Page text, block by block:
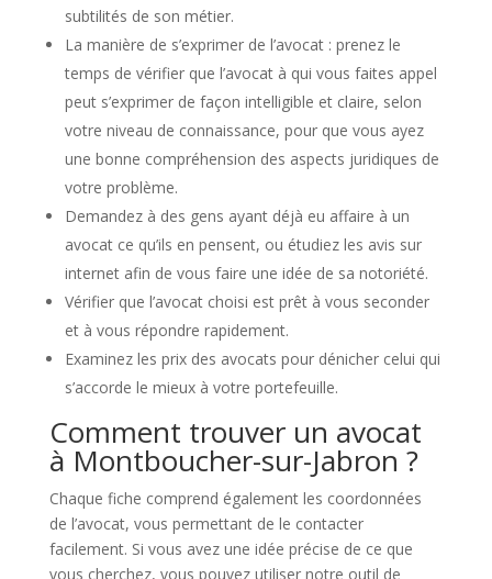
subtilités de son métier.
La manière de s’exprimer de l’avocat : prenez le
temps de vérifier que l’avocat à qui vous faites appel
peut s’exprimer de façon intelligible et claire, selon
votre niveau de connaissance, pour que vous ayez
une bonne compréhension des aspects juridiques de
votre problème.
Demandez à des gens ayant déjà eu affaire à un
avocat ce qu’ils en pensent, ou étudiez les avis sur
internet afin de vous faire une idée de sa notoriété.
Vérifier que l’avocat choisi est prêt à vous seconder
et à vous répondre rapidement.
Examinez les prix des avocats pour dénicher celui qui
s’accorde le mieux à votre portefeuille.
Comment trouver un avocat
à Montboucher-sur-Jabron ?
Chaque fiche comprend également les coordonnées
de l’avocat, vous permettant de le contacter
facilement. Si vous avez une idée précise de ce que
vous cherchez, vous pouvez utiliser notre outil de